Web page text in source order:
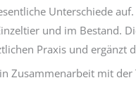
Unterschiede
und im Bestand.
Praxis und ergänzt
Zusammenarbeit mit